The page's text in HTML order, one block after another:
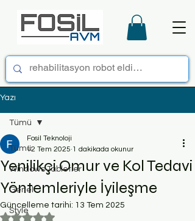
Yazı
Tümü
Windows Tabletler
Genel
Style
Tümü
Yenilikçi Omur ve Kol Tedavi
Yöntemleriyle İyileşme
Fosil Teknoloji
12 Tem 2025 1 dakikada okunur
Güncelleme tarihi: 13 Tem 2025
5 üzerinden NaN yıldız